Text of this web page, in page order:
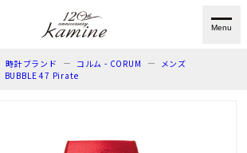
Menu
時計ブランド コルム - CORUM
メンズ
BUBBLE 47 Pirate